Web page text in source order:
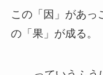
この「因」があっ
の「果」が成る。